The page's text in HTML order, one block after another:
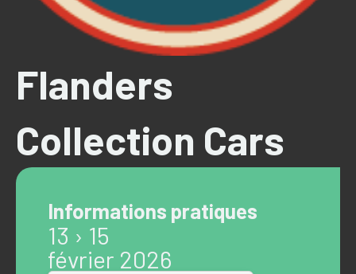
Flanders
Collection Cars
Informations pratiques
13 › 15
février 2026